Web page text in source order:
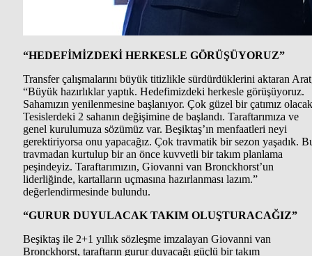
“HEDEFİMİZDEKİ HERKESLE GÖRÜŞÜYORUZ”
Transfer çalışmalarını büyük titizlikle sürdürdüklerini aktaran
“Büyük hazırlıklar yaptık. Hedefimizdeki herkesle görüşüyoruz.
Sahamızın yenilenmesine başlanıyor. Çok güzel bir çatımız
Tesislerdeki 2 sahanın değişimine de başlandı. Taraftarımıza ve
genel kurulumuza sözümüz var. Beşiktaş’ın menfaatleri neyi
gerektiriyorsa onu yapacağız. Çok travmatik bir sezon yaşadık.
travmadan kurtulup bir an önce kuvvetli bir takım planlama
peşindeyiz. Taraftarımızın, Giovanni van Bronckhorst’un
liderliğinde, kartalların uçmasına hazırlanması lazım.”
değerlendirmesinde bulundu.
“GURUR DUYULACAK TAKIM OLUŞTURACAĞIZ”
Beşiktaş ile 2+1 yıllık sözleşme imzalayan Giovanni van
Bronckhorst, taraftarın gurur duyacağı güçlü bir takım